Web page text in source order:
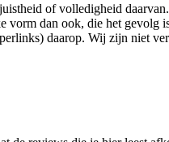
of volledigheid
vorm dan ook, die het gevolg
daarop. Wij zijn niet